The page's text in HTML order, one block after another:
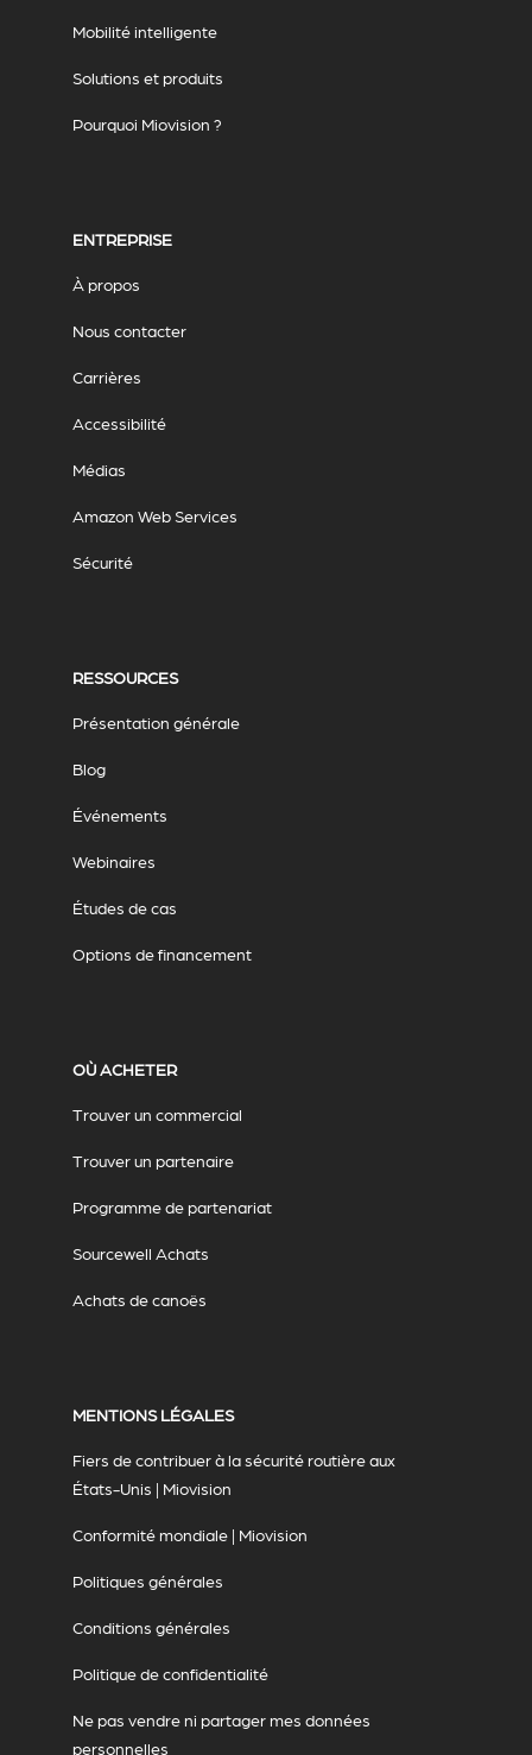
Mobilité intelligente
Solutions et produits
Pourquoi Miovision ?
ENTREPRISE
À propos
Nous contacter
Carrières
Accessibilité
Médias
Amazon Web Services
Sécurité
RESSOURCES
Présentation générale
Blog
Événements
Webinaires
Études de cas
Options de financement
OÙ ACHETER
Trouver un commercial
Trouver un partenaire
Programme de partenariat
Sourcewell Achats
Achats de canoës
MENTIONS LÉGALES
Fiers de contribuer à la sécurité routière aux
États-Unis | Miovision
Conformité mondiale | Miovision
Politiques générales
Conditions générales
Politique de confidentialité
Ne pas vendre ni partager mes données
personnelles